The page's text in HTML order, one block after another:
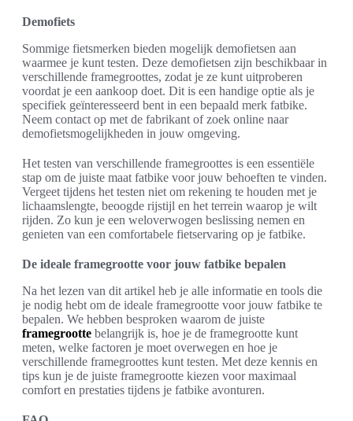
Demofiets
Sommige fietsmerken bieden mogelijk demofietsen aan
waarmee je kunt testen. Deze demofietsen zijn beschikbaar in
verschillende framegroottes, zodat je ze kunt uitproberen
voordat je een aankoop doet. Dit is een handige optie als je
specifiek geïnteresseerd bent in een bepaald merk fatbike.
Neem contact op met de fabrikant of zoek online naar
demofietsmogelijkheden in jouw omgeving.
Het testen van verschillende framegroottes is een essentiële
stap om de juiste maat fatbike voor jouw behoeften te vinden.
Vergeet tijdens het testen niet om rekening te houden met je
lichaamslengte, beoogde rijstijl en het terrein waarop je wilt
rijden. Zo kun je een weloverwogen beslissing nemen en
genieten van een comfortabele fietservaring op je fatbike.
De ideale framegrootte voor jouw fatbike bepalen
Na het lezen van dit artikel heb je alle informatie en tools die
je nodig hebt om de ideale framegrootte voor jouw fatbike te
bepalen. We hebben besproken waarom de juiste
framegrootte belangrijk is, hoe je de framegrootte kunt
meten, welke factoren je moet overwegen en hoe je
verschillende framegroottes kunt testen. Met deze kennis en
tips kun je de juiste framegrootte kiezen voor maximaal
comfort en prestaties tijdens je fatbike avonturen.